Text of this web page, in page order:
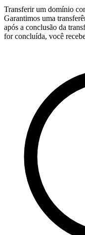
Transferir um domínio
Garantimos uma
após a conclusão da
for concluída, você